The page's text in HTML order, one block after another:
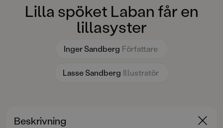
Lilla spöket Laban får en
lillasyster
Inger Sandberg Författare
Lasse Sandberg Illustratör
Beskrivning